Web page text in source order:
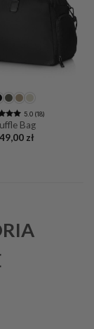
5.0 (18)
Bag
zł